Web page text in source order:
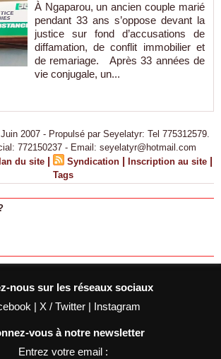
À Ngaparou, un ancien couple marié
pendant 33 ans s’oppose devant la
justice sur fond d’accusations de
diffamation, de conflit immobilier et
de remariage. Après 33 années de
vie conjugale, un...
2007 - Propulsé par Seyelatyr: Tel 775312579.
772150237 - Email: seyelatyr@hotmail.com
du site | Syndication | Inscription au site |
Tags
nous sur les réseaux sociaux
| X / Twitter | Instagram
vous à notre newsletter
Entrez votre email :